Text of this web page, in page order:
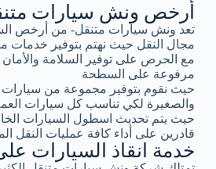
أرخص ونش سيارات
تعد ونش سيارات متنقل- من أرخص
مجال النقل حيث نهتم بتوفير خدمات
مع الحرص على توفير السلامة والأمان
مرفوعة على السطحة
حيث نقوم بتوفير مجموعة من سيارات
والصغيرة لكي تناسب كل سيارات
حيث يتم تحديث اسطول السيارات
قادرين على أداء كافة عمليات النقل
خدمة انقاذ السيارات